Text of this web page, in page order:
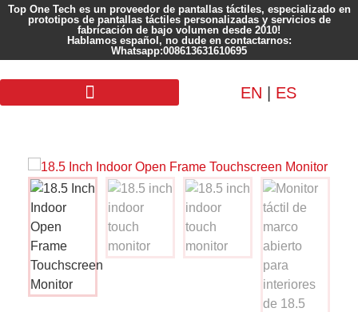
Top One Tech es un proveedor de pantallas táctiles, especializado en
prototipos de pantallas táctiles personalizadas y servicios de
fabricación de bajo volumen desde 2010!
Hablamos español, no dude en contactarnos:
Whatsapp:008613631610695
EN ES